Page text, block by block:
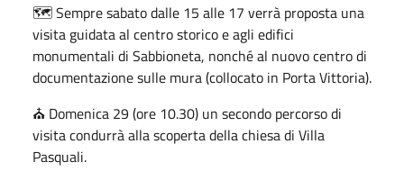
🗺️ Sempre sabato dalle 15 alle 17 verrà proposta una
visita guidata al centro storico e agli edifici
monumentali di Sabbioneta, nonché al nuovo centro di
documentazione sulle mura (collocato in Porta Vittoria).
⛪️ Domenica 29 (ore 10.30) un secondo percorso di
visita condurrà alla scoperta della chiesa di Villa
Pasquali.